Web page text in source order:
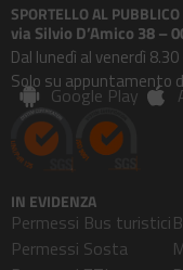
SPORTELLO AL PUBBLICO
via Silvio D’Amico 38 –
Dal lunedì al venerdì
Solo su appuntamento
Google Play
IN EVIDENZA
Permessi Bus turistici
Permessi Sosta